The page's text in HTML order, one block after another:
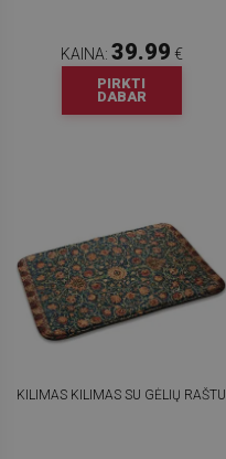
KAINA: 39.99 €
PIRKTI
DABAR
KILIMAS KILIMAS SU GĖLIŲ RAŠTU